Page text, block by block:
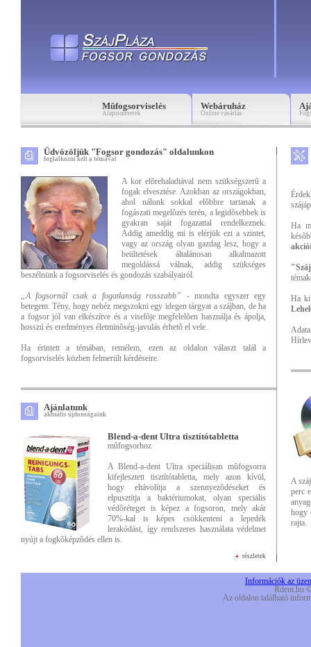
Mûfogsorviselés
Alapismeretek
Webáruház
Online vásárlás
Üdvözöljük "Fogsor gondozás" oldalunkon
foglalkozni kell a témával
A kor elõrehaladtával nem szükségszerû a
fogak elvesztése. Azokban az országokban,
ahol nálunk sokkal elõbbre tartanak a
fogászati megelõzés terén, a legidõsebbek is
gyakran saját fogazattal rendelkeznek.
Addig ameddig mi is elérjük ezt a szintet,
vagy az ország olyan gazdag lesz, hogy a
beültetések általánosan alkalmazott
megoldássá válnak, addig szükséges
beszélnünk a fogsorviselés és gondozás szabályairól.
„A fogsornál csak a fogatlanság rosszabb” - mondta egyszer egy
betegem. Tény, hogy nehéz megszokni egy idegen tárgyat a szájban, de ha
a fogsor jól van elkészítve és a viselõje megfelelõen használja és ápolja,
hosszú és eredményes életminõség-javulás érhetõ el vele.
Ha érintett a témában, remélem, ezen az oldalon választ talál a
fogsorviselés közben felmerült kérdéseire.
Ajánlatunk
aktuális újdonságaink
Blend-a-dent Ultra tisztítótabletta
mûfogsorhoz
A Blend-a-dent Ultra speciálisan mûfogsorra
kifejlesztett tisztítótabletta, mely azon kívül,
hogy eltávolítja a szennyezõdéseket és
elpusztítja a baktériumokat, olyan speciális
védõréteget is képez a fogsoron, mely akár
70%-kal is képes csökkenteni a lepedék
lerakódást, így rendszeres használata védelmet
nyújt a fogkõképzõdés ellen is.
részletek
Ha
akció
Ha
A
perc
hogy
rajta.
Információk az
Rdent.hu
Az oldalon található